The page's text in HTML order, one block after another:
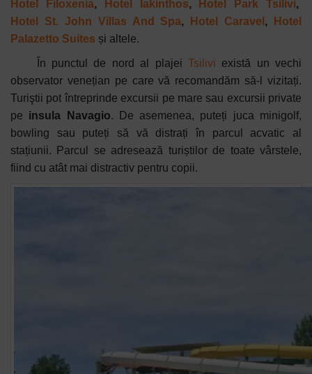
Hotel Filoxenia, Hotel Iakinthos, Hotel Park Tsilivi,
Hotel St. John Villas And Spa, Hotel Caravel ,
Hotel
Palazetto Suites și altele.
În punctul de nord al plajei Tsilivi există un vechi
observator venețian pe care vă recomandăm să-l vizitați.
Turiştii pot întreprinde excursii pe mare sau excursii private
pe insula Navagio. De asemenea, puteți juca minigolf,
bowling sau puteți să vă distrați în parcul acvatic al
stațiunii. Parcul se adresează turiștilor de toate vârstele,
fiind cu atât mai distractiv pentru copii.